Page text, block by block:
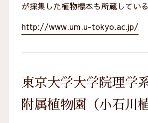
が採集した植物標本も所蔵している
http://www.um.u-tokyo.ac.jp/
東京大学大学院理学
附属植物園（小石川